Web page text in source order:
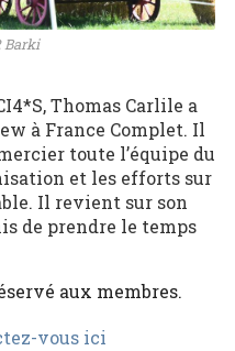
Barki
Thomas Carlile a
à France Complet. Il
toute l’équipe du
et les efforts sur
Il revient sur son
de prendre le temps
aux membres.
vous ici